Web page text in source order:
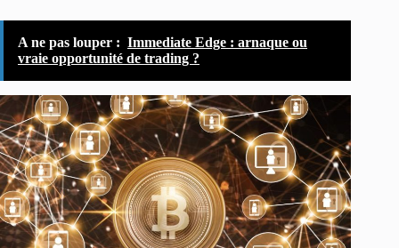
A ne pas louper : Immediate Edge : arnaque ou
vraie opportunité de trading ?